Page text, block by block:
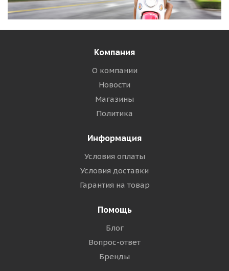
Компания
О компании
Новости
Магазины
Политика
Информация
Условия оплаты
Условия доставки
Гарантия на товар
Помощь
Блог
Вопрос-ответ
Бренды